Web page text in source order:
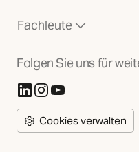
Fachleute
Folgen Sie uns für
(Öffnet in neuer
(Öffnet in neuer
(Öffnet in neuer
Cookies verwalten